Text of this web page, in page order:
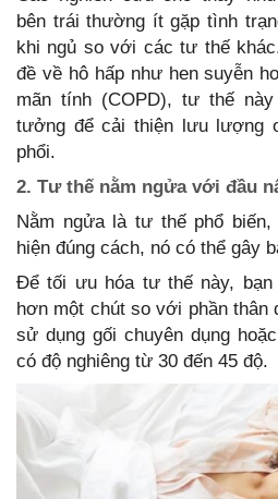
bên trái thường ít gặp tình
khi ngủ so với các tư thế
đề về hô hấp như hen suyễn
mãn tính (COPD), tư thế
tưởng để cải thiện lưu lượng
phổi.
2. Tư thế nằm ngửa với đầu
Nằm ngửa là tư thế phổ
hiện đúng cách, nó có thể gây
Để tối ưu hóa tư thế này,
hơn một chút so với phần
sử dụng gối chuyên dụng
có độ nghiêng từ 30 đến 45 độ.